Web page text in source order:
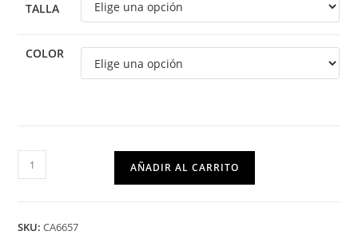
TALLA
COLOR
AÑADIR AL CARRITO
SKU:CA6657